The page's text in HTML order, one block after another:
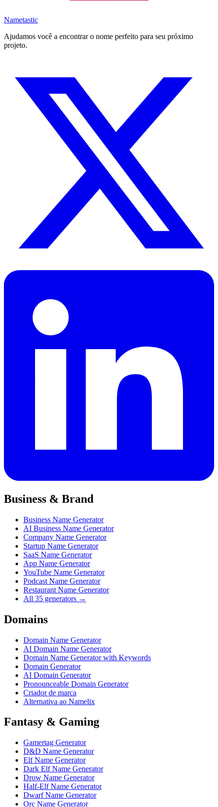
Nametastic
Ajudamos você a encontrar o nome perfeito para seu próximo
projeto.
Business & Brand
Business Name Generator
AI Business Name Generator
Company Name Generator
Startup Name Generator
SaaS Name Generator
App Name Generator
YouTube Name Generator
Podcast Name Generator
Restaurant Name Generator
All 35 generators →
Domains
Domain Name Generator
AI Domain Name Generator
Domain Name Generator with Keywords
Domain Generator
AI Domain Generator
Pronounceable Domain Generator
Criador de marca
Alternativa ao Namelix
Fantasy & Gaming
Gamertag Generator
D&D Name Generator
Elf Name Generator
Dark Elf Name Generator
Drow Name Generator
Half-Elf Name Generator
Dwarf Name Generator
Orc Name Generator